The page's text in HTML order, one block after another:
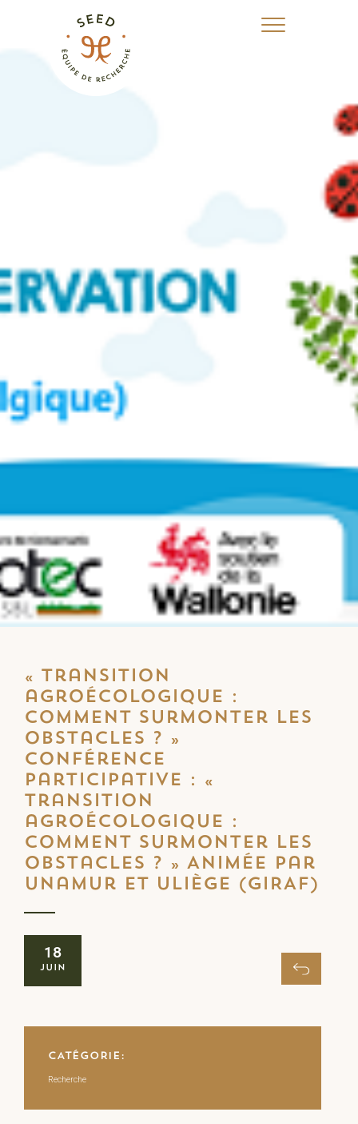
« Transition
agroécologique :
comment surmonter les
obstacles ? »
Conférence
participative : «
Transition
agroécologique :
comment surmonter les
obstacles ? » Animée par
UNamur et ULiège (GIRAF)
18
Juin
CATÉGORIE:
Recherche